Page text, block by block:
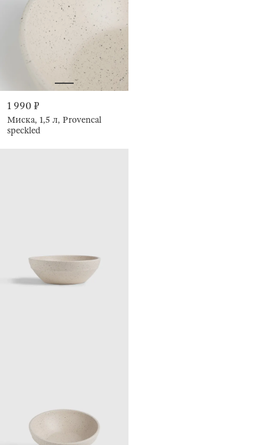
1 990 ₽
Миска, 1,5 л, Provencal
speckled